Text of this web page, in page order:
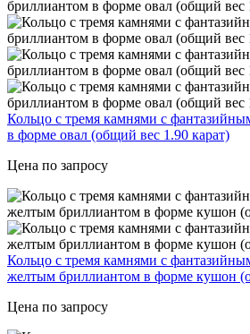
Кольцо с тремя камнями с
в форме овал (общий вес 1.90 карат)
Цена по запросу
Кольцо с тремя камнями с
желтым бриллиантом в форме кушон
Цена по запросу